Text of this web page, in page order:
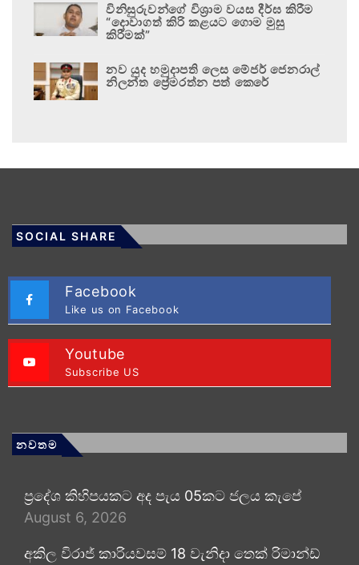
විනිසුරුවන්ගේ විශ්‍රාම වයස දීර්ඝ කිරීම
“දොවාගත් කිරි කළයට ගොම මුසු
කිරීමක්”
නව යුද හමුදාපති ලෙස මේජර් ජෙනරාල්
නිලන්ත ප්‍රේමරත්න පත් කෙරේ
SOCIAL SHARE
Facebook
Like us on Facebook
Youtube
Subscribe US
නවතම
ප්‍රදේශ කිහිපයකට අද පැය 05කට ජලය කැපේ
August 6, 2026
අකිල විරාජ් කාරියවසම් 18 වැනිදා තෙක් රිමාන්ඩ්